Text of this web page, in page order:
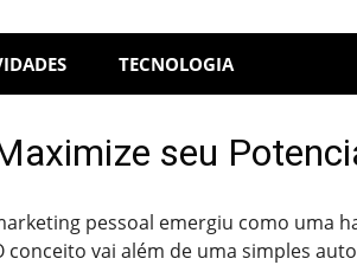
TECNOLOGIA
seu
pessoal emergiu como uma
conceito vai além de uma simples